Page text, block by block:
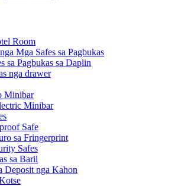
Room
Mga Safes sa Pagbukas
sa Pagbukas sa Daplin
nga drawer
Minibar
Minibar
Safe
sa Fringerprint
Safes
sa Baril
Deposit nga Kahon